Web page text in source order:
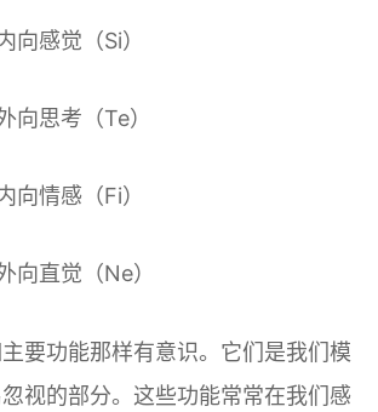
向感觉（Si）
向思考（Te）
向情感（Fi）
向直觉（Ne）
要功能那样有意识。它们是我们模
视的部分。这些功能常常在我们感